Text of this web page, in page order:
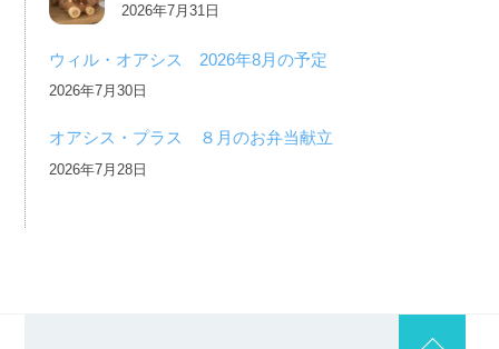
2026年7月31日
ウィル・オアシス 2026年8月の予定
2026年7月30日
オアシス・プラス ８月のお弁当献立
2026年7月28日